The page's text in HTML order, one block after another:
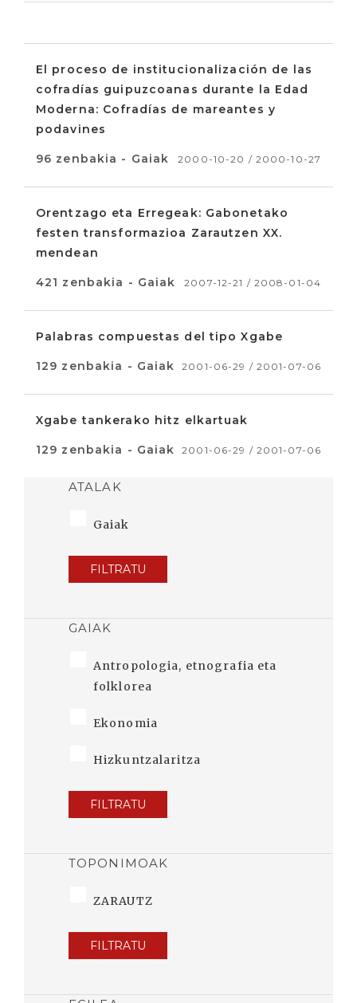
El proceso de institucionalización de las
cofradías guipuzcoanas durante la Edad
Moderna: Cofradías de mareantes y
podavines
96 zenbakia - Gaiak 2000-10-20 / 2000-10-27
Orentzago eta Erregeak: Gabonetako
festen transformazioa Zarautzen XX.
mendean
421 zenbakia - Gaiak 2007-12-21 / 2008-01-04
Palabras compuestas del tipo Xgabe
129 zenbakia - Gaiak 2001-06-29 / 2001-07-06
Xgabe tankerako hitz elkartuak
129 zenbakia - Gaiak 2001-06-29 / 2001-07-06
ATALAK
Gaiak
FILTRATU
GAIAK
Antropologia, etnografia eta
folklorea
Ekonomia
Hizkuntzalaritza
FILTRATU
TOPONIMOAK
ZARAUTZ
FILTRATU